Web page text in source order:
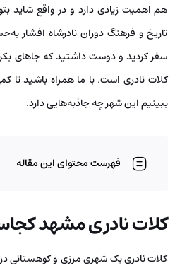
هم اهمیت زیادی دارد و در واقع شاید
تاریخ و فرهنگ دوران نادرشاه افشار
سفر کردید و دوست داشتید که جاهای
کلات نادری است. با ما همراه باشید تا
ببینیم این شهر چه جاذبه‌هایی دارد.
فهرست محتوای این مقاله
کلات نادری مشهد
کلات نادری یک شهری مرزی و کوهستانی